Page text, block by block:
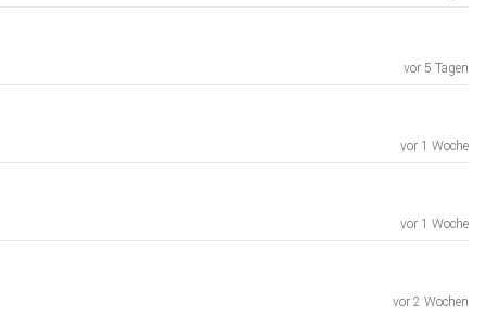
vor 5 Tagen
vor 1 Woche
vor 1 Woche
vor 2 Wochen